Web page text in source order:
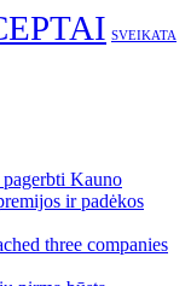
SVEIKATA
Kauno
ir padėkos
three companies